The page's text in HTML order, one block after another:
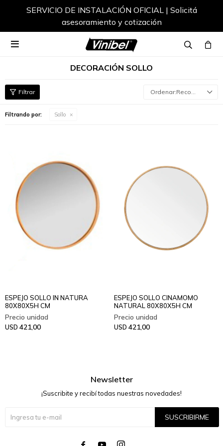
SERVICIO DE INSTALACIÓN OFICIAL | Solicitá
asesoramiento y cotización

DECORACIÓN SOLLO
Recomendados
Filtrando por: Sollo
ESPEJO SOLLO IN NATURA
80X80X5H CM
USD 421,00
ESPEJO SOLLO CINAMOMO
NATURAL 80X80X5H CM
USD 421,00
Newsletter
¡Suscribite y recibí todas nuestras novedades!
SUSCRIBIRME
  